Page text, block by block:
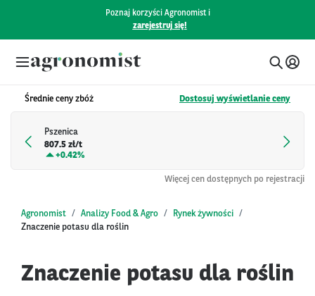
Poznaj korzyści Agronomist i
zarejestruj się!
Średnie ceny zbóż Dostosuj wyświetlanie ceny
Pszenica
807.5 zł/t
+0.42%
Więcej cen dostępnych po rejestracji
Agronomist Analizy Food & Agro
Rynek żywności
Znaczenie potasu dla roślin
Znaczenie potasu dla roślin